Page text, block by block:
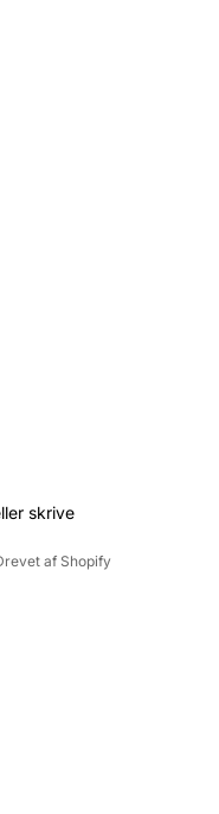
skrive
Drevet af Shopify